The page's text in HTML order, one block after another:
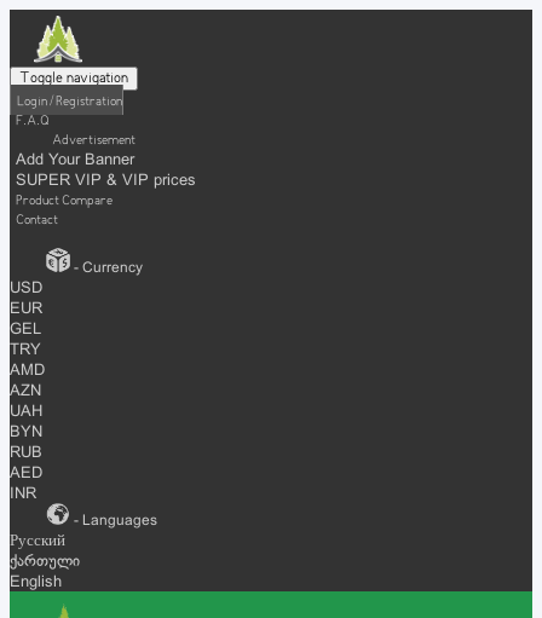
Toggle navigation
Login / Registration
F.A.Q
Advertisement
Add Your Banner
SUPER VIP & VIP prices
Product Compare
Contact
- Currency
USD
EUR
GEL
TRY
AMD
AZN
UAH
BYN
RUB
AED
INR
- Languages
Русский
ქართული
English